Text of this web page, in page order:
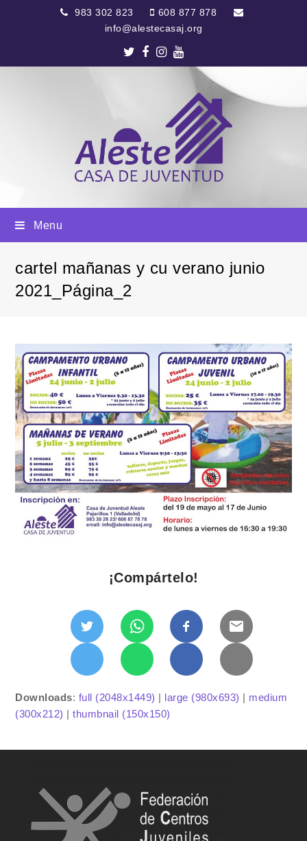
983 302 823
608 877 878
info@alestecasaj.org
Twitter
Facebook
Instagram
Youtube
Menu
cartel mañanas y cu verano junio
2021_Página_2
¡Compártelo!
Downloads: full (2048x1449) | large (980x693) | medium
(300x212) |thumbnail (150x150)